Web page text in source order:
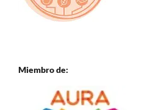
Miembro de: